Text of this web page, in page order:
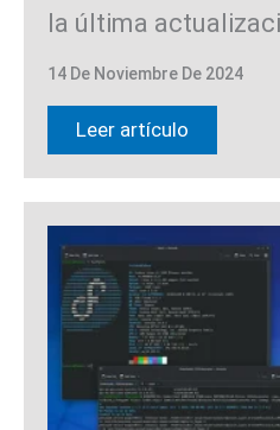
la última
14 De Noviembre De 2024
Leer artículo